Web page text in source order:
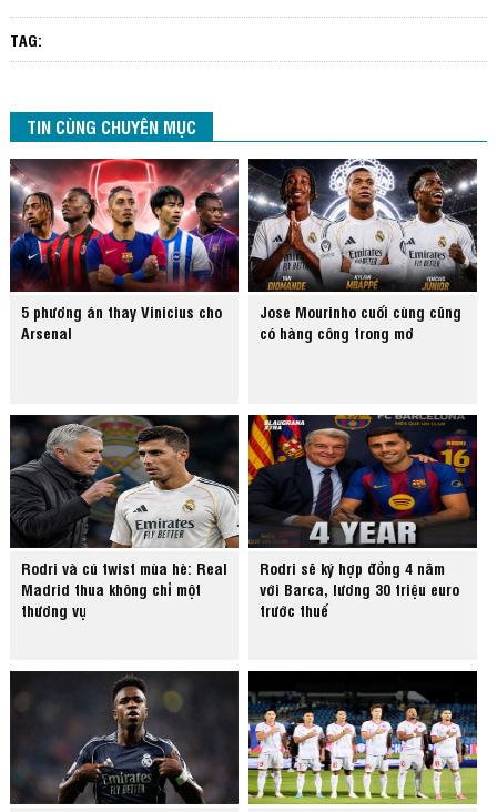
TAG:
TIN CÙNG CHUYÊN MỤC
5 phương án thay Vinicius cho
Arsenal
Jose Mourinho cuối cùng cũng
có hàng công trong mơ
Rodri và cú twist mùa hè: Real
Madrid thua không chỉ một
thương vụ
Rodri sẽ ký hợp đồng 4 năm
với Barca, lương 30 triệu euro
trước thuế